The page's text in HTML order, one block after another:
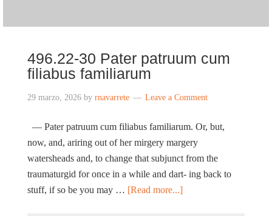
496.22-30 Pater patruum cum
filiabus familiarum
29 marzo, 2026by rnavarrete Leave a Comment
— Pater patruum cum filiabus familiarum. Or, but,
now, and, ariring out of her mirgery margery
watersheads and, to change that subjunct from the
traumaturgid for once in a while and dart- ing back to
stuff, if so be you may … [Read more...]